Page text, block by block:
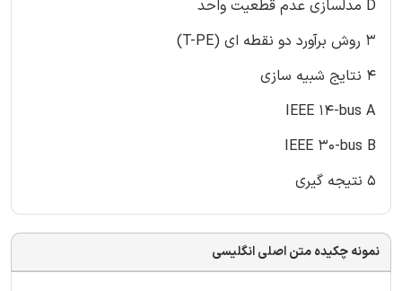
D مدلسازی عدم قطعیت واحد
۳ روش برآورد دو نقطه ای (T-PE)
۴ نتایج شبیه سازی
IEEE 14-bus A
IEEE 30-bus B
۵ نتیجه گیری
نمونه چکیده متن اصلی انگلیسی